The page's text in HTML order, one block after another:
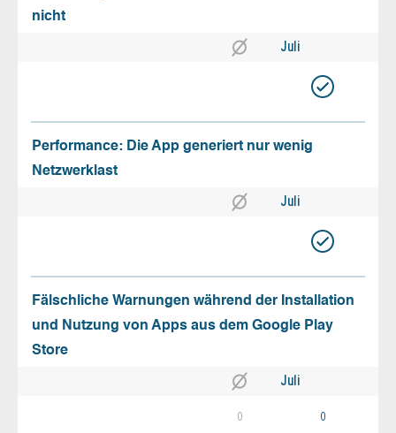
nicht
Juli
Performance: Die App generiert nur wenig
Netzwerklast
Juli
Fälschliche Warnungen während der Installation
und Nutzung von Apps aus dem Google Play
Store
Juli
0 0